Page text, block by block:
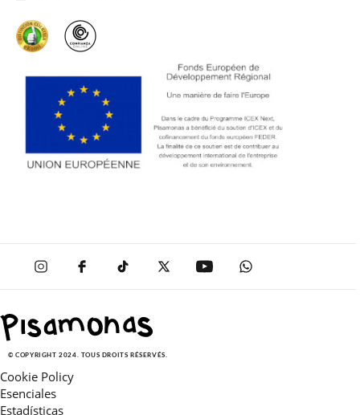
SOLDES
© COPYRIGHT 2024. TOUS DROITS RÉSERVÉS.
Cookie Policy
Esenciales
Estadísticas